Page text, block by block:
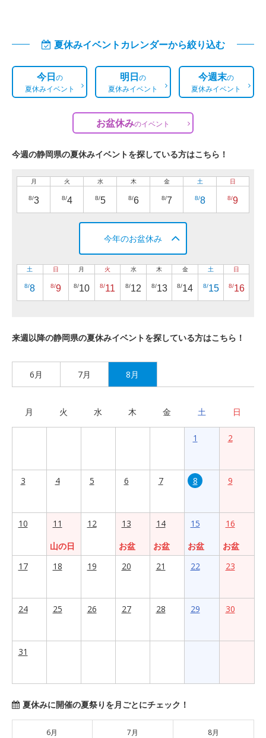
夏休みイベントカレンダーから絞り込む
今日の
夏休みイベント
明日の
夏休みイベント
今週末の
夏休みイベント
お盆休みのイベント
今週の静岡県の夏休みイベントを探している方はこちら！
月
8/3
火
8/4
水
8/5
木
8/6
金
8/7
土
8/8
日
8/9
今年のお盆休み
土
8/8
日
8/9
月
8/10
火
8/11
水
8/12
木
8/13
金
8/14
土
8/15
日
8/16
来週以降の静岡県の夏休みイベントを探している方はこちら！
6月 7月 8月
月 火 水 木 金 土 日
1 2
3 4 5 6 7 8 9
10
11
山の日
12
13
お盆
14
お盆
15
お盆
16
お盆
17
18 19 20 21 22 23
24 25 26 27 28 29 30
31
夏休みに開催の夏祭りを月ごとにチェック！
6月 7月 8月